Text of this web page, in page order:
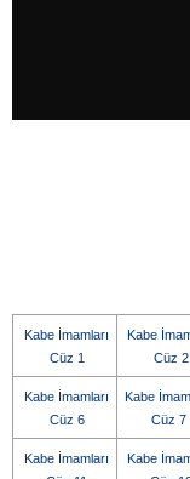
Kabe İmamları
Cüz 1
Kabe
Cüz 2
Kabe İmamları
Cüz 6
Kabe
Cüz 7
Kabe İmamları
Kabe